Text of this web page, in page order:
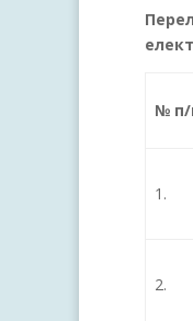
№ п/
1.
2.